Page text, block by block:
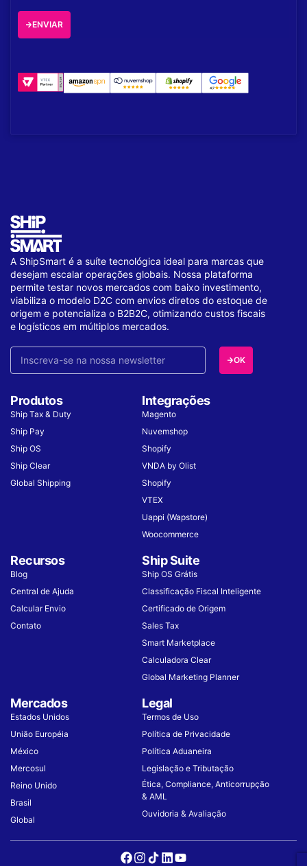
ENVIAR
A ShipSmart é a suíte tecnológica ideal para marcas que
desejam escalar operações globais. Nossa plataforma
permite testar novos mercados com baixo investimento,
viabiliza o modelo D2C com envios diretos do estoque de
origem e potencializa o B2B2C, otimizando custos fiscais
e logísticos em múltiplos mercados.
OK
Produtos
Ship Tax & Duty
Ship Pay
Ship OS
Ship Clear
Global Shipping
Integrações
Magento
Nuvemshop
Shopify
VNDA by Olist
Shopify
VTEX
Uappi (Wapstore)
Woocommerce
Recursos
Blog
Central de Ajuda
Calcular Envio
Contato
Ship Suite
Ship OS Grátis
Classificação Fiscal Inteligente
Certificado de Origem
Sales Tax
Smart Marketplace
Calculadora Clear
Global Marketing Planner
Mercados
Estados Unidos
União Européia
México
Mercosul
Reino Unido
Brasil
Global
Legal
Termos de Uso
Política de Privacidade
Política Aduaneira
Legislação e Tributação
Ética, Compliance, Anticorrupção
& AML
Ouvidoria & Avaliação